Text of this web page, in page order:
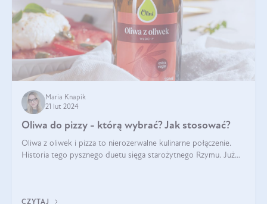
Maria Knapik
21 lut 2024
Oliwa do pizzy - którą wybrać? Jak stosować?
Oliwa z oliwek i pizza to nierozerwalne kulinarne połączenie.
Historia tego pysznego duetu sięga starożytnego Rzymu. Już
CZYTAJ